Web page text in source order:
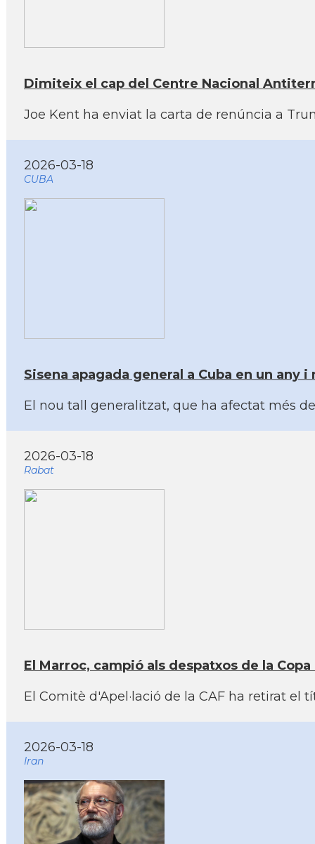
Dimiteix el cap del Centre Nacional
Joe Kent ha enviat la carta de renúncia a
2026-03-18
CUBA
Sisena apagada general a Cuba en un
El nou tall generalitzat, que ha afectat més
2026-03-18
Rabat
El Marroc, campió als despatxos de la
El Comitè d'Apel·lació de la CAF ha retirat
2026-03-18
Iran